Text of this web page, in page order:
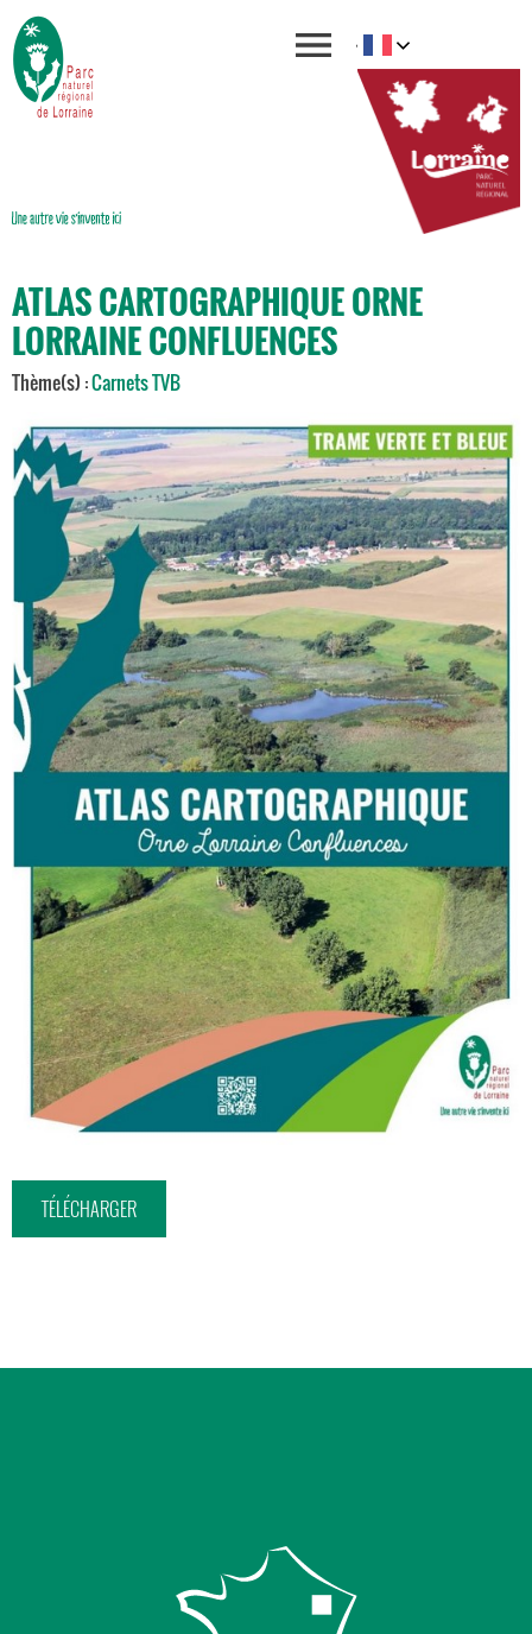
ATLAS CARTOGRAPHIQUE ORNE
LORRAINE CONFLUENCES
Thème(s) :Carnets TVB
TÉLÉCHARGER